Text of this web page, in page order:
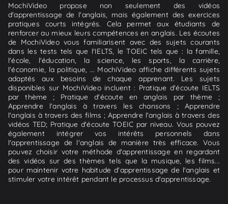
MochiVideo propose non seulement des vidéos
d'apprentissage de l'anglais, mais également des exercices
pratiques courts intégrés. Cela permet aux étudiants de
renforcer au mieux leurs compétences en anglais. Les écoutes
de MochiVideo vous familiarisent avec des sujets courants
dans les tests tels que l'IELTS, le TOEIC tels que : la famille,
l'école, l'éducation, la science, les sports, la carrière,
l'économie, la politique, ... MochiVideo affiche différents sujets
adaptés aux besoins de chaque apprenant. Les sujets
disponibles sur MochiVideo incluent : Pratique d'écoute IELTS
par thème ; Pratique d'écoute en anglais par thème ;
Apprendre l'anglais à travers les chansons ; Apprendre
l'anglais à travers des films ; Apprendre l'anglais à travers des
vidéos TED; Pratique d'écoute TOEIC par niveau. Vous pouvez
également intégrer vos intérêts personnels dans
l'apprentissage de l'anglais de manière très efficace. Vous
pouvez choisir votre méthode d'apprentissage en regardant
des vidéos sur des thèmes tels que la musique, les films...
pour maintenir votre habitude d'apprentissage de l'anglais et
stimuler votre intérêt pendant le processus d'apprentissage.